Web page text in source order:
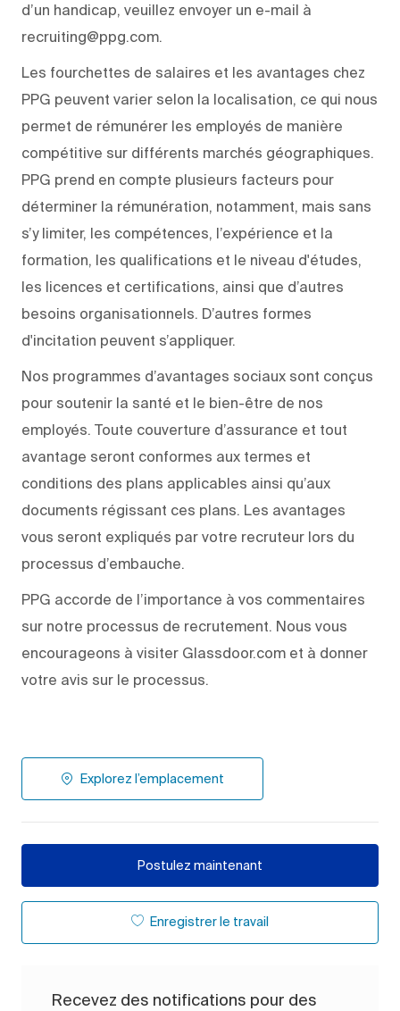
d’un handicap, veuillez envoyer un e-mail à
recruiting@ppg.com.
Les fourchettes de salaires et les avantages chez
PPG peuvent varier selon la localisation, ce qui nous
permet de rémunérer les employés de manière
compétitive sur différents marchés géographiques.
PPG prend en compte plusieurs facteurs pour
déterminer la rémunération, notamment, mais sans
s’y limiter, les compétences, l’expérience et la
formation, les qualifications et le niveau d'études,
les licences et certifications, ainsi que d’autres
besoins organisationnels. D’autres formes
d'incitation peuvent s’appliquer.
Nos programmes d’avantages sociaux sont conçus
pour soutenir la santé et le bien-être de nos
employés. Toute couverture d’assurance et tout
avantage seront conformes aux termes et
conditions des plans applicables ainsi qu’aux
documents régissant ces plans. Les avantages
vous seront expliqués par votre recruteur lors du
processus d’embauche.
PPG accorde de l’importance à vos commentaires
sur notre processus de recrutement. Nous vous
encourageons à visiter Glassdoor.com et à donner
votre avis sur le processus.
Explorez l’emplacement
Postulez maintenant
Enregistrer le travail
Recevez des notifications pour des